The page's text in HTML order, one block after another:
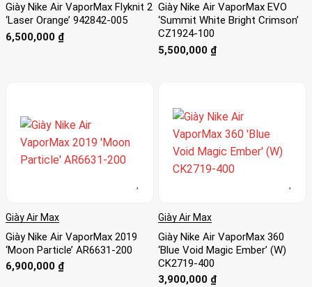
Giày Nike Air VaporMax Flyknit 2
‘Laser Orange’ 942842-005
6,500,000 ₫
Giày Nike Air VaporMax EVO
‘Summit White Bright Crimson’
CZ1924-100
5,500,000 ₫
Giày Air Max
Giày Nike Air VaporMax 2019
‘Moon Particle’ AR6631-200
6,900,000 ₫
Giày Air Max
Giày Nike Air VaporMax 360
‘Blue Void Magic Ember’ (W)
CK2719-400
3,900,000 ₫